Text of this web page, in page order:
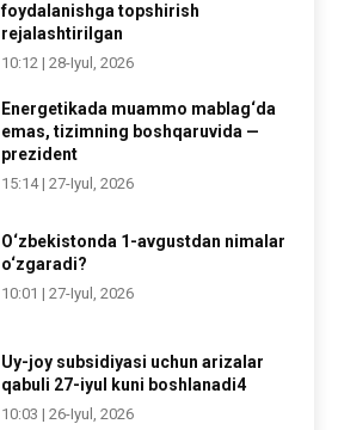
foydalanishga topshirish
rejalashtirilgan
10:12 | 28-Iyul, 2026
Energetikada muammo mablag‘da
emas, tizimning boshqaruvida —
prezident
15:14 | 27-Iyul, 2026
O‘zbekistonda 1-avgustdan nimalar
o‘zgaradi?
10:01 | 27-Iyul, 2026
Uy-joy subsidiyasi uchun arizalar
qabuli 27-iyul kuni boshlanadi4
10:03 | 26-Iyul, 2026